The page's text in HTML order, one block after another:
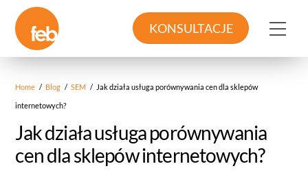
content
KONSULTACJE
Home / Blog / SEM / Jak działa usługa porównywania cen dla sklepów
internetowych?
Jak działa usługa porównywania
cen dla sklepów internetowych?